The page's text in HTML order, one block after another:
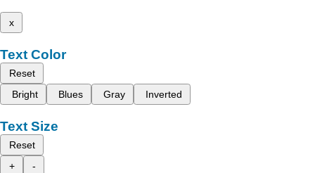
x
Text Color
Reset
Bright
Blues Gray Inverted
Text Size
Reset
+
-